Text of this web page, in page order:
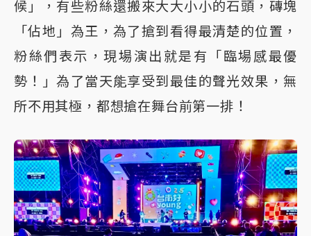
候」，有些粉絲還搬來大大小小的石頭，磚塊
「佔地」為王，為了搶到看得最清楚的位置，
粉絲們表示，現場演出就是有「臨場感最優
勢！」為了當天能享受到最佳的聲光效果，無
所不用其極，都想搶在舞台前第一排！